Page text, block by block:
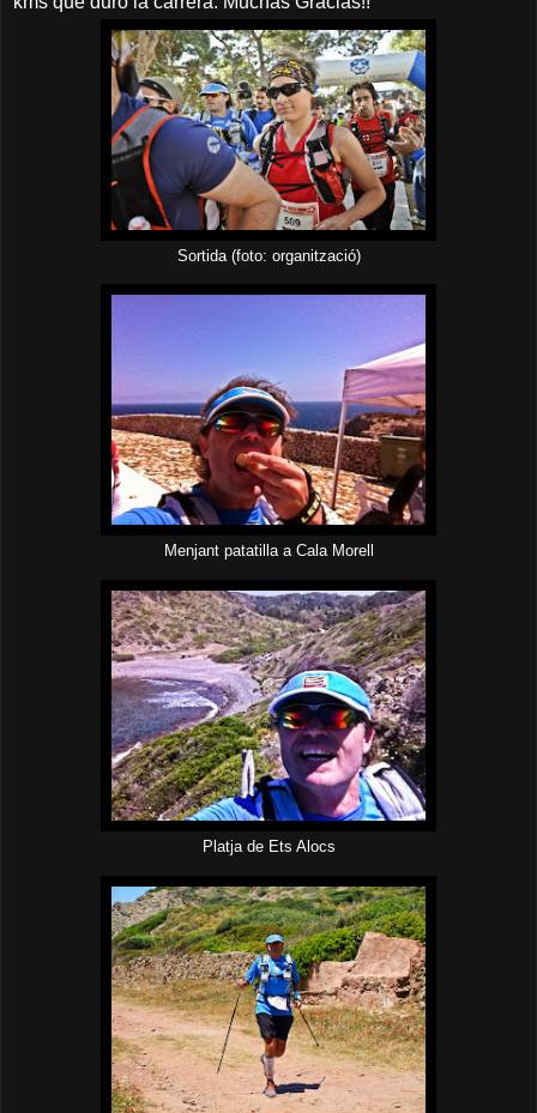
Sortida (foto: organització)
Menjant patatilla a Cala Morell
Platja de Ets Alocs